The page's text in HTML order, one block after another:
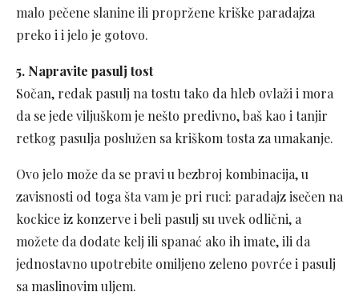
malo pečene slanine ili propržene kriške paradajza
preko i i jelo je gotovo.
5. Napravite pasulj tost
Sočan, redak pasulj na tostu tako da hleb ovlaži i mora
da se jede viljuškom je nešto predivno, baš kao i tanjir
retkog pasulja poslužen sa kriškom tosta za umakanje.
Ovo jelo može da se pravi u bezbroj kombinacija, u
zavisnosti od toga šta vam je pri ruci: paradajz isečen na
kockice iz konzerve i beli pasulj su uvek odlični, a
možete da dodate kelj ili spanać ako ih imate, ili da
jednostavno upotrebite omiljeno zeleno povrće i pasulj
sa maslinovim uljem.